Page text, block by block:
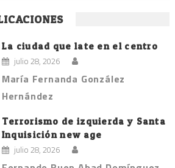
La ciudad que late en el centro
julio 28, 2026
María Fernanda González
Hernández
Terrorismo de izquierda y Santa
Inquisición new age
julio 28, 2026